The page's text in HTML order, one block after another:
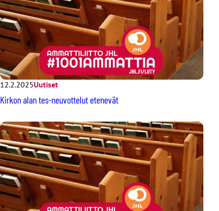
12.2.2025Uutiset
Kirkon alan tes-neuvottelut etenevät